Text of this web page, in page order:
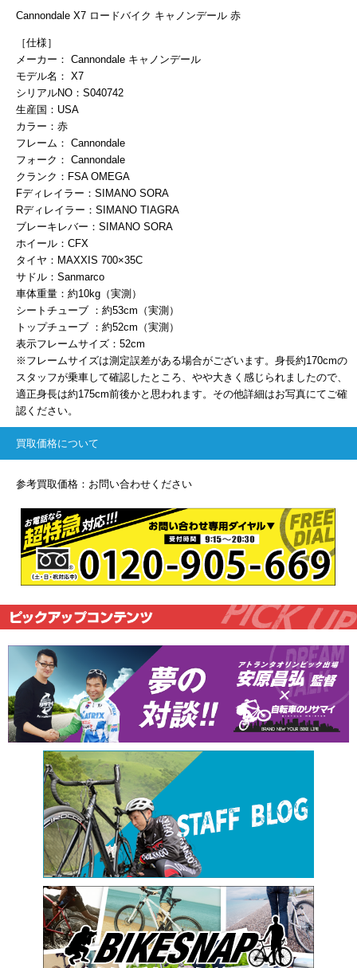
Cannondale X7 ロードバイク キャノンデール 赤
［仕様］
メーカー： Cannondale キャノンデール
モデル名： X7
シリアルNO：S040742
生産国：USA
カラー：赤
フレーム： Cannondale
フォーク： Cannondale
クランク：FSA OMEGA
Fディレイラー：SIMANO SORA
Rディレイラー：SIMANO TIAGRA
ブレーキレバー：SIMANO SORA
ホイール：CFX
タイヤ：MAXXIS 700×35C
サドル：Sanmarco
車体重量：約10kg（実測）
シートチューブ ：約53cm（実測）
トップチューブ ：約52cm（実測）
表示フレームサイズ：52cm
※フレームサイズは測定誤差がある場合がございます。身長約170cmの
スタッフが乗車して確認したところ、やや大きく感じられましたので、
適正身長は約175cm前後かと思われます。その他詳細はお写真にてご確
認ください。
買取価格について
参考買取価格：お問い合わせください